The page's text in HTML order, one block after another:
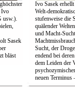
Ivo
usw.).
Sasek
bläst
Ivo Sasek
Welt-
stufenweise die
quälender
und Macht-
Sucht, der
endend bei
dem Leiden der
neuen Terminus